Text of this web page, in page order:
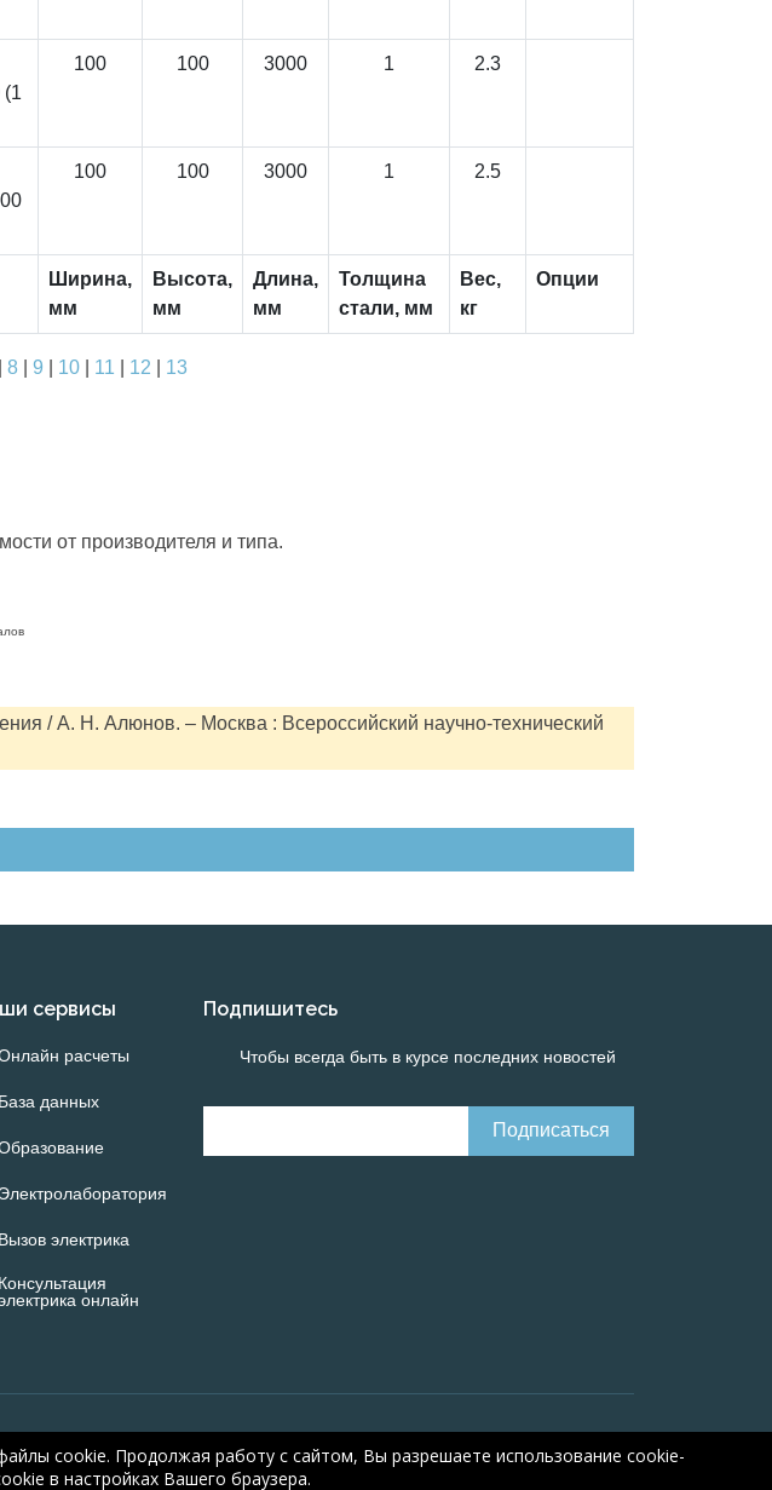
100 100 3000 1 2.3
100 100 3000 1 2.5
Ширина,
мм
Высота,
мм
Длина,
мм
Толщина
стали, мм
Вес,
кг
Опции
8| 9 10| 11 12 13
от производителя и типа.
/ А. Н. Алюнов. – Москва : Всероссийский научно-технический
сервисы
расчеты
База данных
Электролаборатория
Вызов электрика
Консультация
онлайн
Подпишитесь
Чтобы всегда быть в курсе последних новостей
electric.ru, 2008-2026
cookie. Продолжая работу с сайтом, Вы разрешаете использование cookie-
в настройках Вашего браузера.